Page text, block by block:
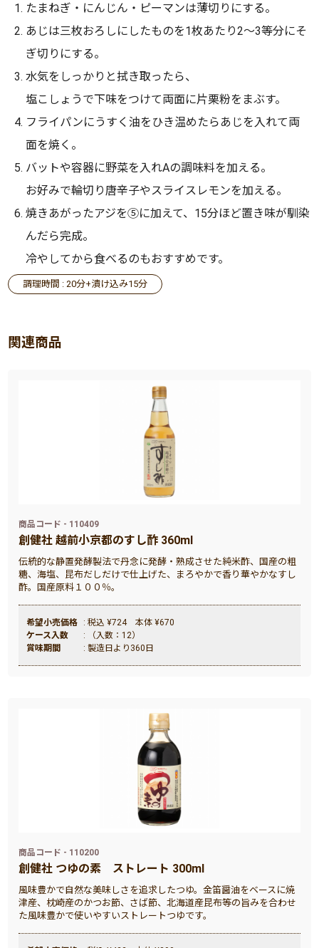
たまねぎ・にんじん・ピーマンは薄切りにする。
あじは三枚おろしにしたものを1枚あたり2～3等分にそ
ぎ切りにする。
水気をしっかりと拭き取ったら、
塩こしょうで下味をつけて両面に片栗粉をまぶす。
フライパンにうすく油をひき温めたらあじを入れて両
面を焼く。
バットや容器に野菜を入れAの調味料を加える。
お好みで輪切り唐辛子やスライスレモンを加える。
焼きあがったアジを⑤に加えて、15分ほど置き味が馴染
んだら完成。
冷やしてから食べるのもおすすめです。
調理時間 : 20分+漬け込み15分
関連商品
商品コード - 110409
創健社 越前小京都のすし酢 360ml
伝統的な静置発酵製法で丹念に発酵・熟成させた純米酢、国産の粗
糖、海塩、昆布だしだけで仕上げた、まろやかで香り華やかなすし
酢。国産原料１００％。
希望小売価格
: 税込 ¥724 本体 ¥670
ケース入数
: （入数：12）
賞味期間
: 製造日より360日
商品コード - 110200
創健社 つゆの素 ストレート 300ml
風味豊かで自然な美味しさを追求したつゆ。金笛醤油をベースに焼
津産、枕崎産のかつお節、さば節、北海道産昆布等の旨みを合わせ
た風味豊かで使いやすいストレートつゆです。